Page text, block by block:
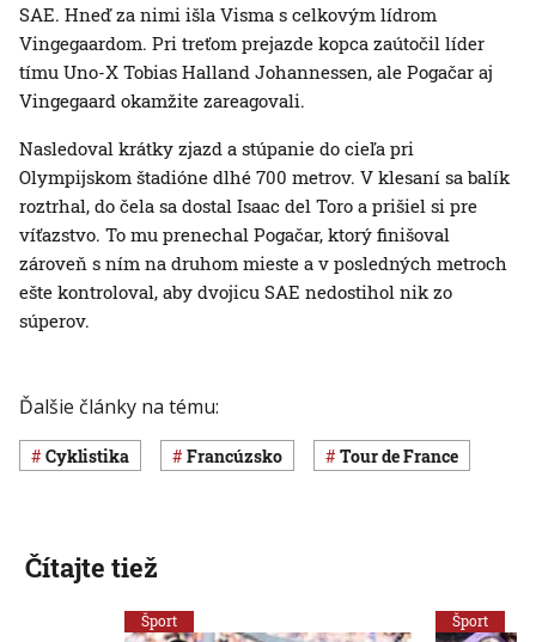
SAE. Hneď za nimi išla Visma s celkovým lídrom
Vingegaardom. Pri treťom prejazde kopca zaútočil líder
tímu Uno-X Tobias Halland Johannessen, ale Pogačar aj
Vingegaard okamžite zareagovali.
Nasledoval krátky zjazd a stúpanie do cieľa pri
Olympijskom štadióne dlhé 700 metrov. V klesaní sa balík
roztrhal, do čela sa dostal Isaac del Toro a prišiel si pre
víťazstvo. To mu prenechal Pogačar, ktorý finišoval
zároveň s ním na druhom mieste a v posledných metroch
ešte kontroloval, aby dvojicu SAE nedostihol nik zo
súperov.
Ďalšie články na tému:
Cyklistika Francúzsko Tour de France
Čítajte tiež
Šport Šport